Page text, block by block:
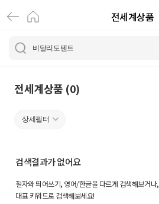
전
세
상
로
켓
전세계상품
전세계상품 (0)
상세필터
검색결과가 없어요
철자와 띄어쓰기, 영어/한글을 다르게 검색해보거나,
대표 키워드로 검색해보세요!